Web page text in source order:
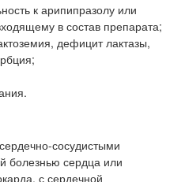
к арипипразолу или
в состав препарата;
дефицит лактазы,
сосудистыми
болезнью сердца или
с сердечной